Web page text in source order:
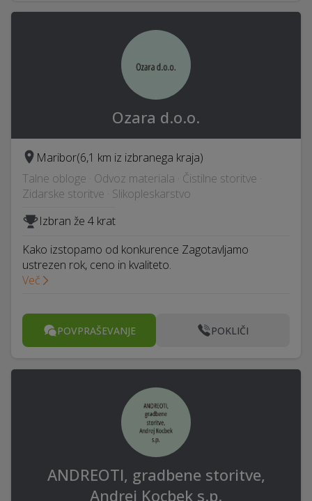
Ozara d.o.o.
Maribor(6,1 km iz izbranega kraja)
Talne obloge · Odvoz materiala · Čistilne storitve ·
Zidarske storitve · Slikopleskarstvo
Izbran že 4 krat
Kako izstopamo od konkurence Zagotavljamo
ustrezen rok, ceno in kvaliteto.
Več
POVPRAŠEVANJE POKLIČI
ANDREOTI, gradbene storitve,
Andrej Kocbek s.p.